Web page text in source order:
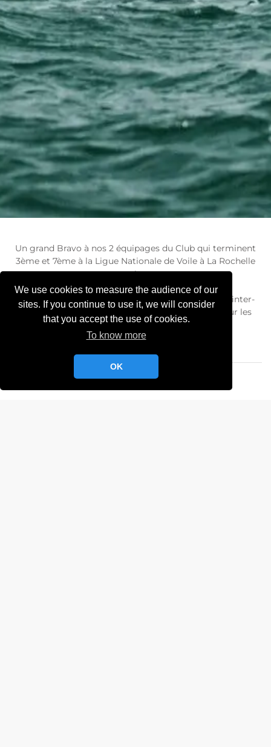
We use cookies to measure the audience of our
sites. If you continue to use it, we will consider
that you accept the use of cookies.
To know more
OK
Un grand Bravo à nos 2 équipages du Club qui terminent
3ème et 7ème à la Ligue Nationale de Voile à La Rochelle
!
Un premier podium pour le YCC sur cette épreuve inter-
clubs, très relevée, et une qualification du club pour les
phases finales européennes en 2021 !